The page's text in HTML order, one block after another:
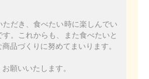
だき、食べたい時に楽しんでい
。これからも、また食べたいと
品づくりに努めてまいります。
願いいたします。